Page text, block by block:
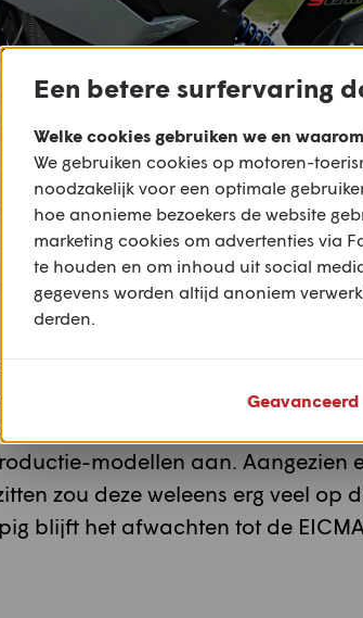
reeds in het voorjaar van 2018 presenteerde zou
met de Concept 9cento,
d’Eleganza in mei 2018
leunen BMW Motorrads
modellen aan. Aangezien
zou deze weleens erg veel op
blijft het afwachten tot de
Een betere surfervaring
Welke cookies gebruiken we en
We gebruiken cookies op motoren-
noodzakelijk voor een optimale
hoe anonieme bezoekers de website
marketing cookies om advertenties via
te houden en om inhoud uit social
gegevens worden altijd anoniem
derden.
Geavanceerd